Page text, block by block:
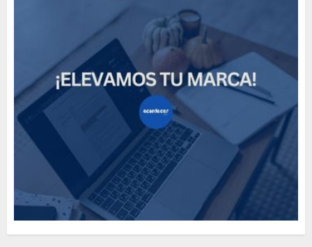
Need to Know About the
Classic Cars in a Retro